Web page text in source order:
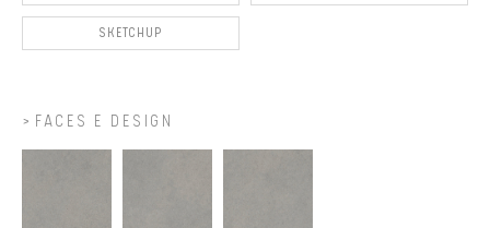
SKETCHUP
FACES E DESIGN